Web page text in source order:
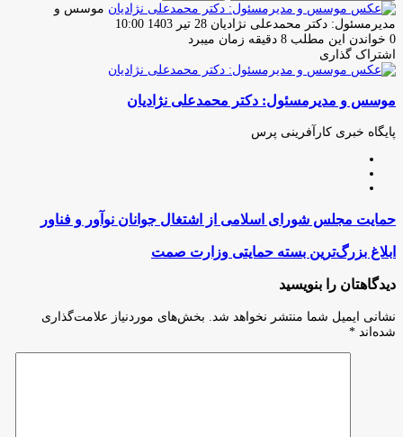
موسس و
مدیرمسئول: دکتر محمدعلی نژادیان ارسال
ایمیل
28 تیر 1403 10:00
0 خواندن این مطلب 8 دقیقه زمان میبرد
اشتراک گذاری
فیس
توئیتر
لینکدین
واتس
تلگرام
اشتراک
از
ایمیل
چاپ
موسس و مدیرمسئول: دکتر محمدعلی نژادیان
پایگاه خبری کارآفرینی پرس
حمایت
شورای
اسلامی
اشتغال
جوانان
نوآور
و
حمایت مجلس شورای اسلامی از اشتغال جوانان نوآور و فناور
ابلاغ
بسته
وزارت
صمت
ابلاغ بزرگ‌ترین بسته حمایتی وزارت صمت
دیدگاهتان را بنویسید
نشانی ایمیل شما منتشر نخواهد شد.
بخش‌های موردنیاز علامت‌گذاری
شده‌اند *